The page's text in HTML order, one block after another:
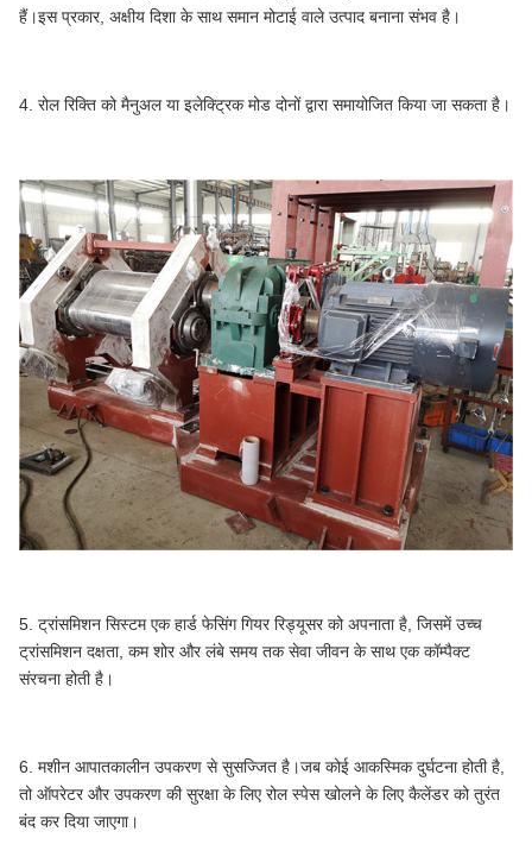
हैं।इस प्रकार, अक्षीय दिशा के साथ समान मोटाई वाले उत्पाद बनाना संभव है।
4. रोल रिक्ति को मैनुअल या इलेक्ट्रिक मोड दोनों द्वारा समायोजित किया जा सकता है।
5. ट्रांसमिशन सिस्टम एक हार्ड फेसिंग गियर रिड्यूसर को अपनाता है, जिसमें उच्च
ट्रांसमिशन दक्षता, कम शोर और लंबे समय तक सेवा जीवन के साथ एक कॉम्पैक्ट
संरचना होती है।
6. मशीन आपातकालीन उपकरण से सुसज्जित है।जब कोई आकस्मिक दुर्घटना होती है,
तो ऑपरेटर और उपकरण की सुरक्षा के लिए रोल स्पेस खोलने के लिए कैलेंडर को तुरंत
बंद कर दिया जाएगा।